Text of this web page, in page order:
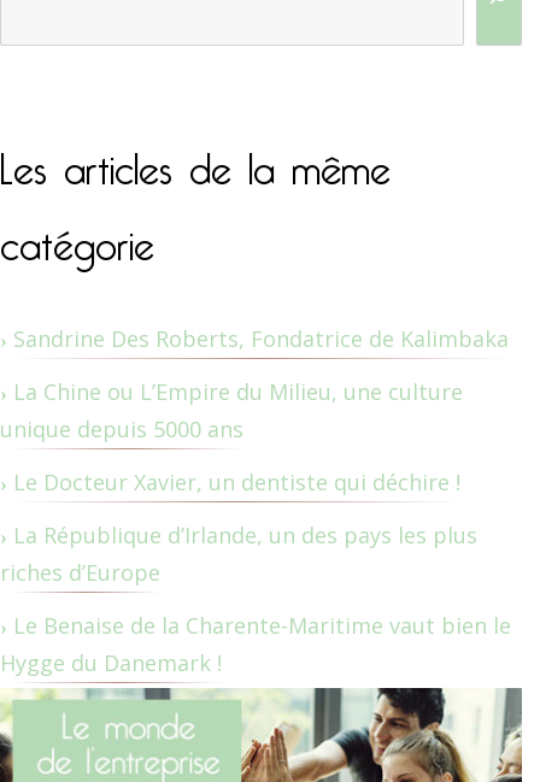
Les articles de la même
catégorie
Sandrine Des Roberts, Fondatrice de Kalimbaka
La Chine ou L’Empire du Milieu, une culture
unique depuis 5000 ans
Le Docteur Xavier, un dentiste qui déchire !
La République d’Irlande, un des pays les plus
riches d’Europe
Le Benaise de la Charente-Maritime vaut bien le
Hygge du Danemark !